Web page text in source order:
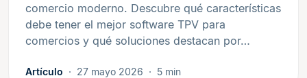
comercio moderno. Descubre qué características
debe tener el mejor software TPV para
comercios y qué soluciones destacan por…
Artículo 27 mayo 2026 5 min